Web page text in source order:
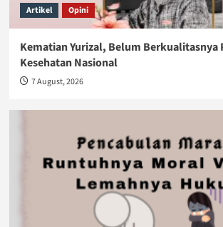
Artikel Opini
Kematian Yurizal, Belum Berkualitasnya
Kesehatan Nasional
7 August, 2026